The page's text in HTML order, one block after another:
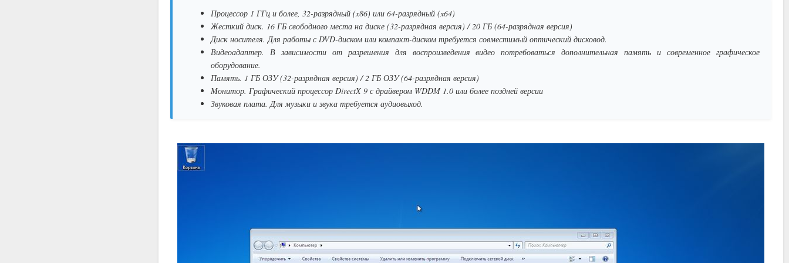
Процессор 1 ГГц и более, 32-разрядный (x86) или 64-разрядный (x64)
Жесткий диск. 16 ГБ свободного места на диске (32-разрядная версия) / 20 ГБ (64-разрядная версия)
Диск носителя. Для работы с DVD-диском или компакт-диском требуется совместимый оптический дисковод.
Видеоадаптер. В зависимости от разрешения для воспроизведения видео потребоваться дополнительная память и современное графическое
оборудование.
Память. 1 ГБ ОЗУ (32-разрядная версия) / 2 ГБ ОЗУ (64-разрядная версия)
Монитор. Графический процессор DirectX 9 с драйвером WDDM 1.0 или более поздней версии
Звуковая плата. Для музыки и звука требуется аудиовыход.